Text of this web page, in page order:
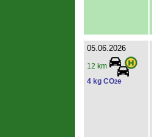
05.06.2026
12 km
4 kg CO2e